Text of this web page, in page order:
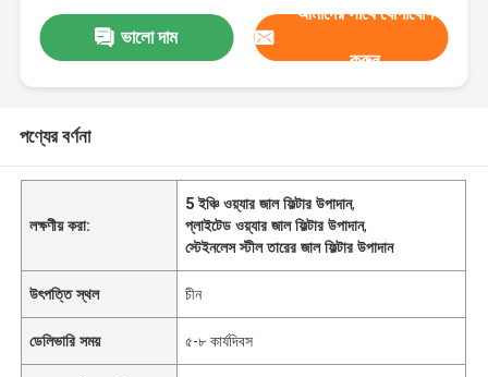
ভালো দাম
আমাদের সাথে যোগাযোগ
করুন
পণ্যের বর্ণনা
লক্ষণীয় করা:
5 ইঞ্চি ওয়্যার জাল ফিল্টার উপাদান,
প্লাইটেড ওয়্যার জাল ফিল্টার উপাদান,
স্টেইনলেস স্টীল তারের জাল ফিল্টার উপাদান
উৎপত্তি স্থল চীন
ডেলিভারি সময় ৫-৮ কার্যদিবস